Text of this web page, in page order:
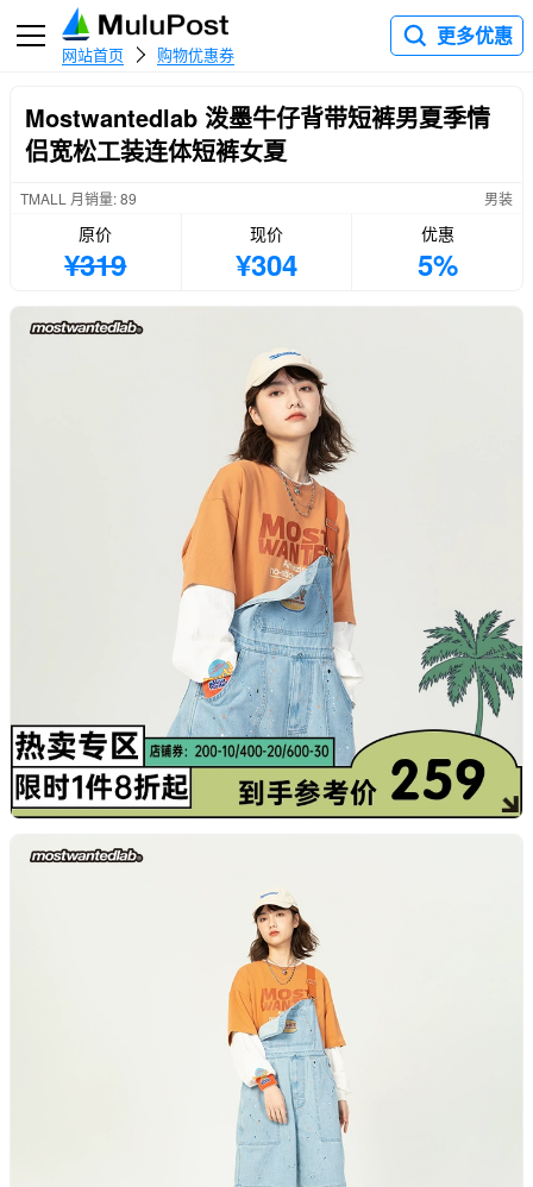
网站首页 购物优惠券
更多优惠
Mostwantedlab 泼墨牛仔背带短裤男夏季情
侣宽松工装连体短裤女夏
TMALL 月销量: 89 男装
原价
¥319
现价
¥304
优惠
5%